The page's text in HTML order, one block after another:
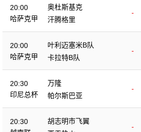
20:00
哈萨克甲
奥杜斯基克
-
汗腾格里
20:00
哈萨克甲
叶利迈塞米B队
-
卡拉特B队
20:30
印尼总杯
万隆
-
帕尔斯巴亚
20:30
胡志明市飞翼
-